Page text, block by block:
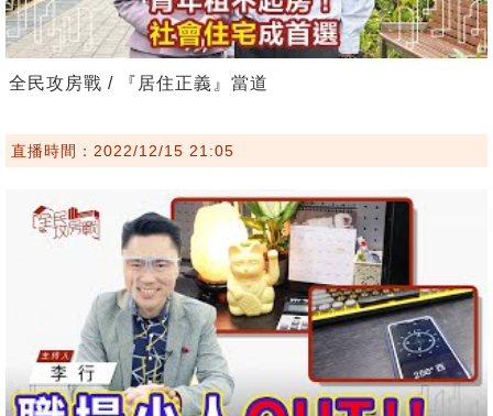
全民攻房戰 / 『居住正義』當道
直播時間：2022/12/15 21:05